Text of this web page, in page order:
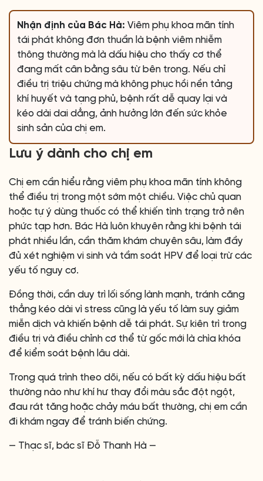
Nhận định của Bác Hà: Viêm phụ khoa mãn tính
tái phát không đơn thuần là bệnh viêm nhiễm
thông thường mà là dấu hiệu cho thấy cơ thể
đang mất cân bằng sâu từ bên trong. Nếu chỉ
điều trị triệu chứng mà không phục hồi nền tảng
khí huyết và tạng phủ, bệnh rất dễ quay lại và
kéo dài dai dẳng, ảnh hưởng lớn đến sức khỏe
sinh sản của chị em.
Lưu ý dành cho chị em
Chị em cần hiểu rằng viêm phụ khoa mãn tính không
thể điều trị trong một sớm một chiều. Việc chủ quan
hoặc tự ý dùng thuốc có thể khiến tình trạng trở nên
phức tạp hơn. Bác Hà luôn khuyên rằng khi bệnh tái
phát nhiều lần, cần thăm khám chuyên sâu, làm đầy
đủ xét nghiệm vi sinh và tầm soát HPV để loại trừ các
yếu tố nguy cơ.
Đồng thời, cần duy trì lối sống lành mạnh, tránh căng
thẳng kéo dài vì stress cũng là yếu tố làm suy giảm
miễn dịch và khiến bệnh dễ tái phát. Sự kiên trì trong
điều trị và điều chỉnh cơ thể từ gốc mới là chìa khóa
để kiểm soát bệnh lâu dài.
Trong quá trình theo dõi, nếu có bất kỳ dấu hiệu bất
thường nào như khí hư thay đổi màu sắc đột ngột,
đau rát tăng hoặc chảy máu bất thường, chị em cần
đi khám ngay để tránh biến chứng.
— Thạc sĩ, bác sĩ Đỗ Thanh Hà —